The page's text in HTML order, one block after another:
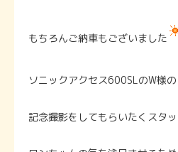
もちろんご納車もございました
ソニックアクセス600SLのW様
記念撮影をしてもらいたくスタ